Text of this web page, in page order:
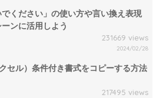
でください」の使い方や言い換え表現
ンに活用しよう
231669 views
2024/02/28
セル）条件付き書式をコピーする方法
217495 views